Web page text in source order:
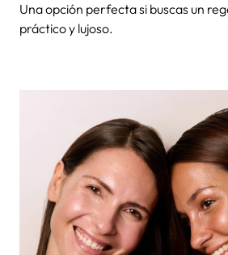
Una opción perfecta si buscas un
práctico y lujoso.